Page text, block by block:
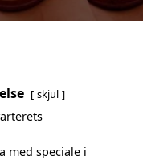
skjul
med speciale i